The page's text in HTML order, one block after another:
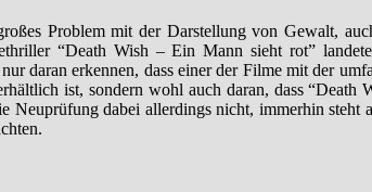
Problem mit der Darstellung von Gewalt,
“Death Wish – Ein Mann sieht rot”
daran erkennen, dass einer der Filme mit der
ist, sondern wohl auch daran, dass “Death
Neuprüfung dabei allerdings nicht, immerhin